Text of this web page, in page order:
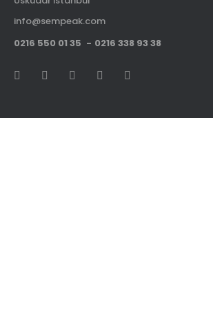
info@sempeak.com
0216 550 01 35
0216 338 93 38